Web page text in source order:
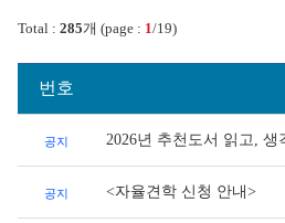
Total : 285개 (page : 1/19)
번호
공지 2026년 추천도서 읽고, 생
공지 <자율견학 신청 안내>